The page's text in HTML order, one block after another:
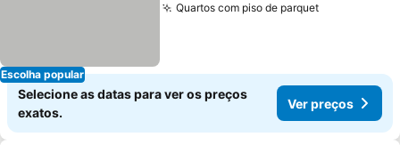
Escolha popular
Quartos com piso de parquetVer preços
Selecione as datas para ver os preços
exatos.
Ver preços